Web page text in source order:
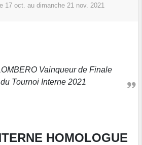
17 oct. au dimanche 21 nov. 2021
Tournoi Interne 2021
HOMOLOGUE